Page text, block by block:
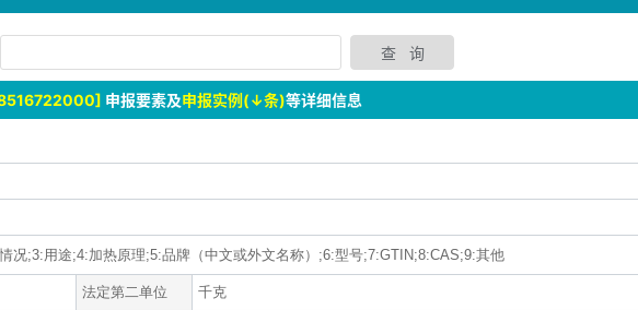
申报要素及申报实例(↓条)等详细信息
况;3:用途;4:加热原理;5:品牌（中文或外文名称）;6:型号;7:GTIN;8:CAS;9:其他
法定第二单位 千克